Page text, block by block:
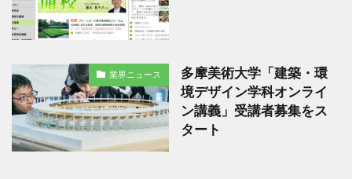
業界ニュース
多摩美術大学「建築・環
境デザイン学科オンライ
ン講義」受講者募集をス
タート